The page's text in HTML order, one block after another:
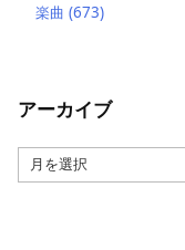
楽曲 (673)
アーカイブ
ー